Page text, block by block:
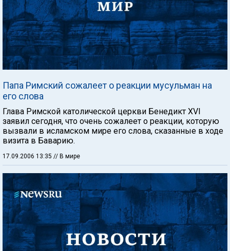
Папа Римский сожалеет о реакции мусульман на
его слова
Глава Римской католической церкви Бенедикт XVI
заявил сегодня, что очень сожалеет о реакции, которую
вызвали в исламском мире его слова, сказанные в ходе
визита в Баварию.
17.09.2006 13:35 // В мире